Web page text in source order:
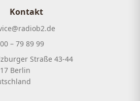
Kontakt
– 79 89 99
Straße 43-44
Berlin